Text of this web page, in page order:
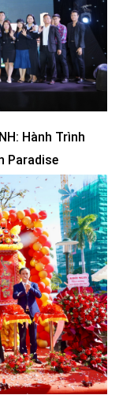
Hành Trình
Paradise